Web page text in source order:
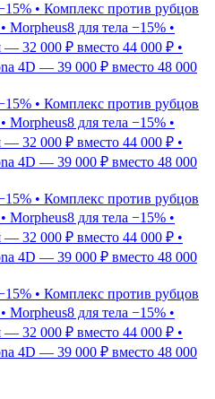
• Комплекс против рубцов
для тела −15% •
— 32 000 ₽ вместо 44 000 ₽ •
4D — 39 000 ₽ вместо 48 000
• Комплекс против рубцов
для тела −15% •
— 32 000 ₽ вместо 44 000 ₽ •
4D — 39 000 ₽ вместо 48 000
• Комплекс против рубцов
для тела −15% •
— 32 000 ₽ вместо 44 000 ₽ •
4D — 39 000 ₽ вместо 48 000
• Комплекс против рубцов
для тела −15% •
— 32 000 ₽ вместо 44 000 ₽ •
4D — 39 000 ₽ вместо 48 000